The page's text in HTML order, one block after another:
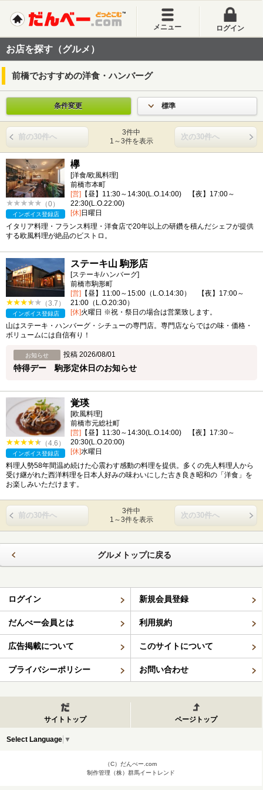
メニュー ログイン
お店を探す（グルメ）
前橋でおすすめの洋食・ハンバーグ
条件変更 標準
前の30件へ
3件中
1～3件を表示
次の30件へ
（0）
インボイス登録店
欅
[洋食/欧風料理]
前橋市本町
[営] 【昼】11:30～14:30(L.O.14:00) 【夜】17:00～
22:30(L.O.22:00)
[休]日曜日
イタリア料理・フランス料理・洋食店で20年以上の研鑽を積んだシェフが提供
する欧風料理が絶品のビストロ。
（3.7）
インボイス登録店
ステーキ山 駒形店
[ステーキ/ハンバーグ]
前橋市駒形町
[営] 【昼】11:00～15:00（L.O.14:30） 【夜】17:00～
21:00（L.O.20:30）
[休]火曜日 ※祝・祭日の場合は営業致します。
山はステーキ・ハンバーグ・シチューの専門店。専門店ならではの味・価格・
ボリュームには自信有り！
お知らせ 投稿 2026/08/01
特得デー 駒形定休日のお知らせ
（4.6）
インボイス登録店
覚瑛
[欧風料理]
前橋市元総社町
[営] 【昼】11:30～14:30(L.O.14:00) 【夜】17:30～
20:30(L.O.20:00)
[休]水曜日
料理人勢58年間温め続けた心震わす感動の料理を提供。多くの先人料理人から
受け継がれた西洋料理を日本人好みの味わいにした古き良き昭和の「洋食」を
お楽しみいただけます。
前の30件へ
3件中
1～3件を表示
次の30件へ
グルメトップに戻る
ログイン 新規会員登録
だんべー会員とは 利用規約
広告掲載について このサイトについて
プライバシーポリシー お問い合わせ
サイトトップ ページトップ
Select Language ▼
（C）だんべー.com
制作管理（株）群馬イートレンド